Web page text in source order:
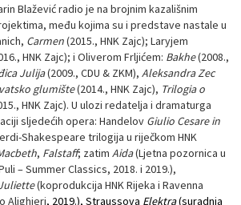
Blažević radio je na brojnim kazališnim
među kojima su i predstave nastale u
Carmen(2015., HNK Zajc); Laryjem
HNK Zajc); i Oliverom Frljićem: Bakhe(2008.,
Julija(2009., CDU & ZKM), Aleksandra Zec
glumište(2014., HNK Zajc), Trilogia o
HNK Zajc). U ulozi redatelja i dramaturga
sljedećih opera: Handelov Giulio Cesare in
Shakespeare trilogija u riječkom HNK
, Falstaff; zatim Aida(Ljetna pozornica u
– Summer Classics, 2018. i 2019.),
(koprodukcija HNK Rijeka i Ravenna
Alighieri, 2019.), Straussova Elektra(suradnja